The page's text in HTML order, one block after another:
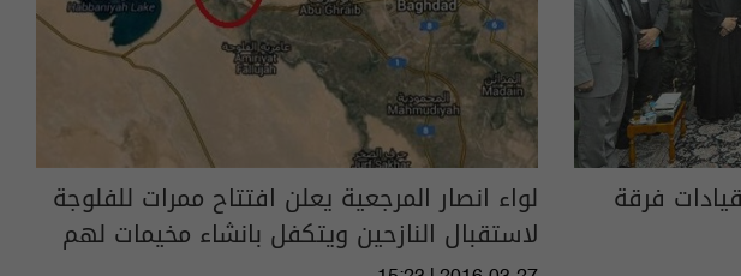
فرقة لواء انصار المرجعية يعلن افتتاح ممرات للفلوجة
لاستقبال النازحين ويتكفل بانشاء مخيمات لهم